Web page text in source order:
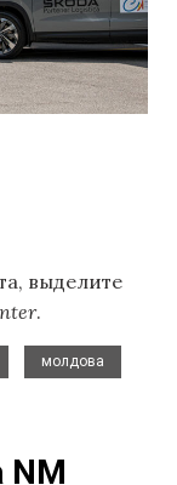
выделите
.
молдова
NM